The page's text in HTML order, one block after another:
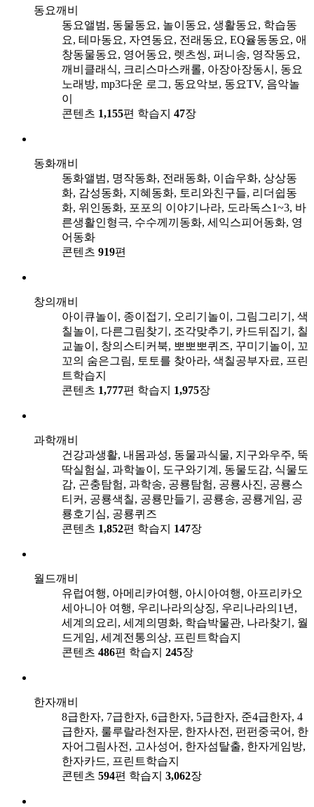
동요깨비
동요앨범, 동물동요, 놀이동요, 생활동요, 학습동
요, 테마동요, 자연동요, 전래동요, EQ율동동요, 애
창동물동요, 영어동요, 렛츠씽, 퍼니송, 영작동요,
깨비클래식, 크리스마스캐롤, 아장아장동시, 동요
노래방, mp3다운 로그, 동요악보, 동요TV, 음악놀
이
콘텐츠 1,155편 학습지 47장
동화깨비
동화앨범, 명작동화, 전래동화, 이솝우화, 상상동
화, 감성동화, 지혜동화, 토리와친구들, 리더쉽동
화, 위인동화, 포포의 이야기나라, 도라독스1~3, 바
른생활인형극, 수수께끼동화, 세익스피어동화, 영
어동화
콘텐츠 919편
창의깨비
아이큐놀이, 종이접기, 오리기놀이, 그림그리기, 색
칠놀이, 다른그림찾기, 조각맞추기, 카드뒤집기, 칠
교놀이, 창의스티커북, 뽀뽀뽀퀴즈, 꾸미기놀이, 꼬
꼬의 숨은그림, 토토를 찾아라, 색칠공부자료, 프린
트학습지
콘텐츠 1,777편 학습지 1,975장
과학깨비
건강과생활, 내몸과성, 동물과식물, 지구와우주, 뚝
딱실험실, 과학놀이, 도구와기계, 동물도감, 식물도
감, 곤충탐험, 과학송, 공룡탐험, 공룡사진, 공룡스
티커, 공룡색칠, 공룡만들기, 공룡송, 공룡게임, 공
룡호기심, 공룡퀴즈
콘텐츠 1,852편 학습지 147장
월드깨비
유럽여행, 아메리카여행, 아시아여행, 아프리카오
세아니아 여행, 우리나라의상징, 우리나라의1년,
세계의요리, 세계의명화, 학습박물관, 나라찾기, 월
드게임, 세계전통의상, 프린트학습지
콘텐츠 486편 학습지 245장
한자깨비
8급한자, 7급한자, 6급한자, 5급한자, 준4급한자, 4
급한자, 룰루랄라천자문, 한자사전, 펀펀중국어, 한
자어그림사전, 고사성어, 한자섬탈출, 한자게임방,
한자카드, 프린트학습지
콘텐츠 594편 학습지 3,062장